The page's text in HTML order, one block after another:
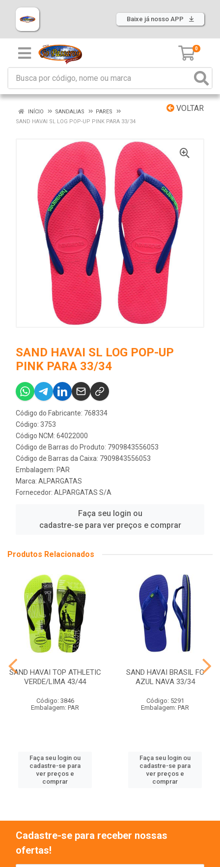
Baixe já nosso APP
0
VOLTAR
INÍCIO SANDALIAS
PARES
SAND HAVAI SL LOG POP-UP PINK PARA 33/34
SAND HAVAI SL LOG POP-UP
PINK PARA 33/34
Código do Fabricante: 768334
Código: 3753
Código NCM: 64022000
Código de Barras do Produto: 7909843556053
Código de Barras da Caixa: 7909843556053
Embalagem: PAR
Marca: ALPARGATAS
Fornecedor: ALPARGATAS S/A
Faça seu login ou
cadastre-se para ver preços e comprar
Produtos Relacionados
SAND HAVAI TOP ATHLETIC
VERDE/LIMA 43/44
Código: 3846
Embalagem: PAR
Faça seu login ou
cadastre-se para
ver preços e
comprar
SAND HAVAI BRASIL FC
AZUL NAVA 33/34
Código: 5291
Embalagem: PAR
Faça seu login ou
cadastre-se para
ver preços e
comprar
Cadastre-se para receber nossas
ofertas!